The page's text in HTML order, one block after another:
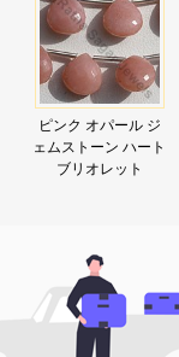
ピンク オパール ジ
ェムストーン ハート
ブリオレット